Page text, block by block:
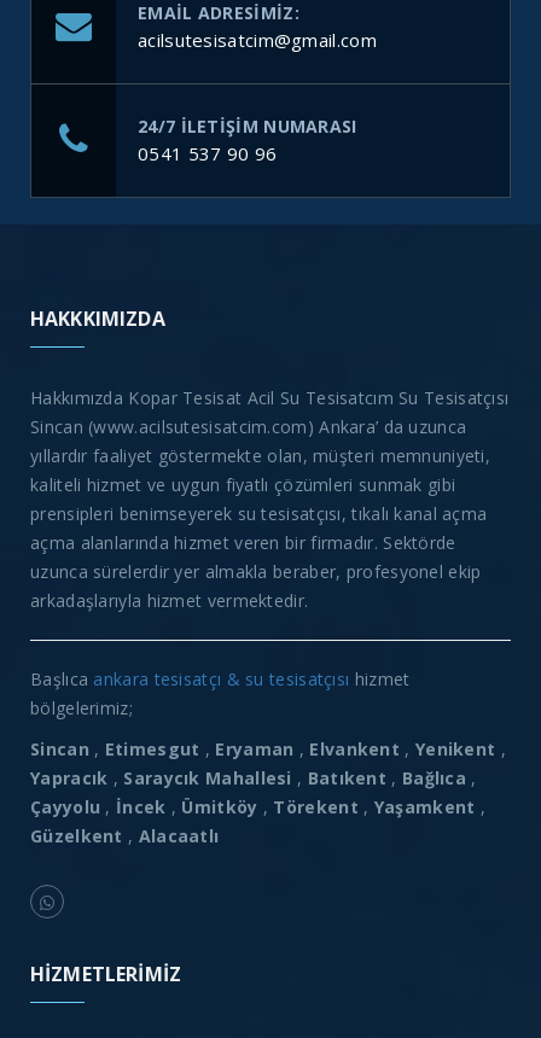
EMAIL ADRESIMIZ:
acilsutesisatcim@gmail.com
24/7 ILETIŞIM NUMARASI
0541 537 90 96
HAKKKIMIZDA
Hakkımızda Kopar Tesisat Acil Su Tesisatcım Su Tesisatçısı
Sincan (www.acilsutesisatcim.com) Ankara’ da uzunca
yıllardır faaliyet göstermekte olan, müşteri memnuniyeti,
kaliteli hizmet ve uygun fiyatlı çözümleri sunmak gibi
prensipleri benimseyerek su tesisatçısı, tıkalı kanal açma
açma alanlarında hizmet veren bir firmadır. Sektörde
uzunca sürelerdir yer almakla beraber, profesyonel ekip
arkadaşlarıyla hizmet vermektedir.
Başlıca ankara tesisatçı & su tesisatçısı hizmet
bölgelerimiz;
Sincan , Etimesgut , Eryaman , Elvankent , Yenikent ,
Yapracık , Saraycık Mahallesi , Batıkent , Bağlıca ,
Çayyolu , İncek , Ümitköy , Törekent , Yaşamkent ,
Güzelkent , Alacaatlı
HIZMETLERIMIZ